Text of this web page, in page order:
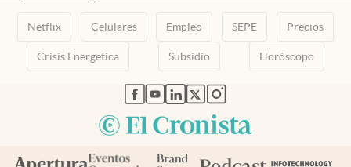
Netflix Celulares Empleo SEPE Precios
Crisis Energetica Subsidio Horóscopo
abre en nueva pestaña
abre en nueva pestaña
abre en nueva pestaña
abre en nueva pestaña
abre en nueva pestaña